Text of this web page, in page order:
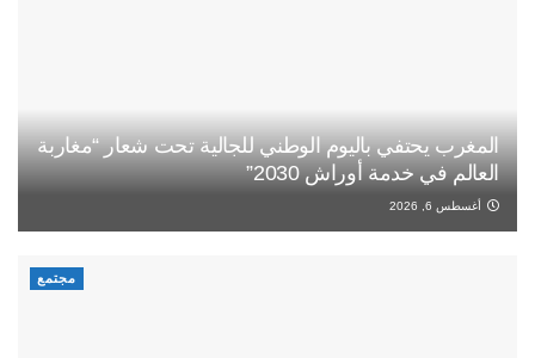
المغرب يحتفي باليوم الوطني للجالية تحت شعار “مغاربة
العالم في خدمة أوراش 2030”
أغسطس 6, 2026
مجتمع